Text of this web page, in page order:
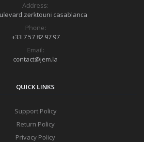
Address:
zerktouni casablanca
Phone:
+33 7 57 82 97 97
Email:
contact@jem.la
QUICK LINKS
Support Policy
Return Policy
Privacy Policy